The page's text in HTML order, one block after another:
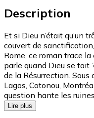
Description
Et si Dieu n’était qu’un
couvert de
Rome, ce roman trace
parle quand Dieu se tait
de la Résurrection.
Lagos, Cotonou,
question hante les
Lire plus